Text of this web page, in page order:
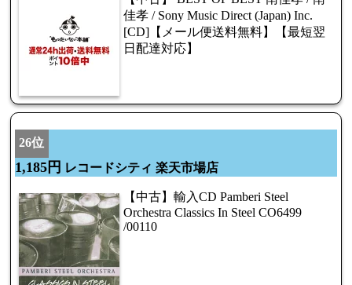
佳孝 / Sony Music Direct (Japan) Inc.
[CD]【メール便送料無料】【最短翌
日配達対応】
26位
1,185円 レコードシティ 楽天市場店
【中古】輸入CD Pamberi Steel
Orchestra Classics In Steel CO6499
/00110